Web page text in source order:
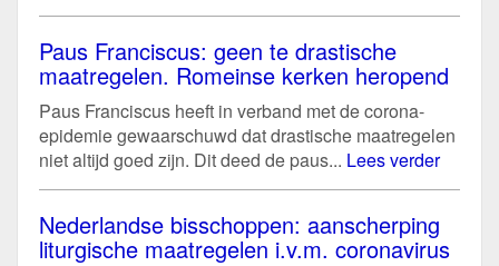
Paus Franciscus: geen te drastische
maatregelen. Romeinse kerken heropend
Paus Franciscus heeft in verband met de corona-
epidemie gewaarschuwd dat drastische maatregelen
niet altijd goed zijn. Dit deed de paus... Lees verder
Nederlandse bisschoppen: aanscherping
liturgische maatregelen i.v.m. coronavirus